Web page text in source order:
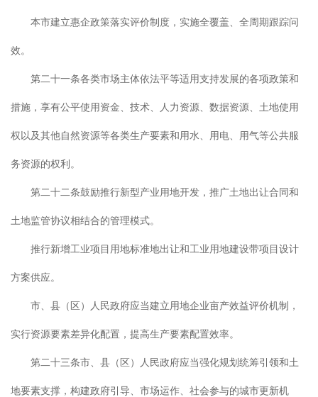
本市建立惠企政策落实评价制度，实施全覆盖、全周期跟踪问
效。
第二十一条各类市场主体依法平等适用支持发展的各项政策和
措施，享有公平使用资金、技术、人力资源、数据资源、土地使用
权以及其他自然资源等各类生产要素和用水、用电、用气等公共服
务资源的权利。
第二十二条鼓励推行新型产业用地开发，推广土地出让合同和
土地监管协议相结合的管理模式。
推行新增工业项目用地标准地出让和工业用地建设带项目设计
方案供应。
市、县（区）人民政府应当建立用地企业亩产效益评价机制，
实行资源要素差异化配置，提高生产要素配置效率。
第二十三条市、县（区）人民政府应当强化规划统筹引领和土
地要素支撑，构建政府引导、市场运作、社会参与的城市更新机